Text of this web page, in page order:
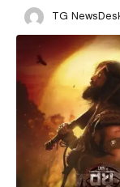
TG